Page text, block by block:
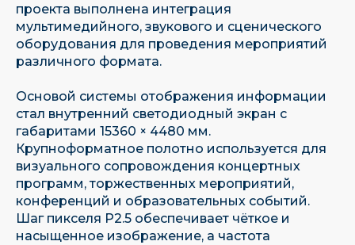
проекта выполнена интеграция
мультимедийного, звукового и сценического
оборудования для проведения мероприятий
различного формата.
Основой системы отображения информации
стал внутренний светодиодный экран с
габаритами 15360 × 4480 мм.
Крупноформатное полотно используется для
визуального сопровождения концертных
программ, торжественных мероприятий,
конференций и образовательных событий.
Шаг пикселя P2.5 обеспечивает чёткое и
насыщенное изображение, а частота